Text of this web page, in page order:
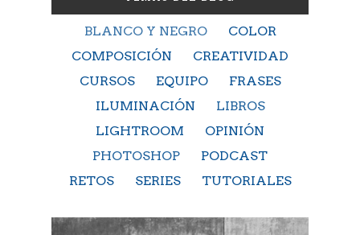
BLANCO Y NEGRO
COLOR
COMPOSICIÓN
CREATIVIDAD
CURSOS
EQUIPO
FRASES
ILUMINACIÓN
LIBROS
LIGHTROOM
OPINIÓN
PHOTOSHOP
PODCAST
RETOS
SERIES TUTORIALES